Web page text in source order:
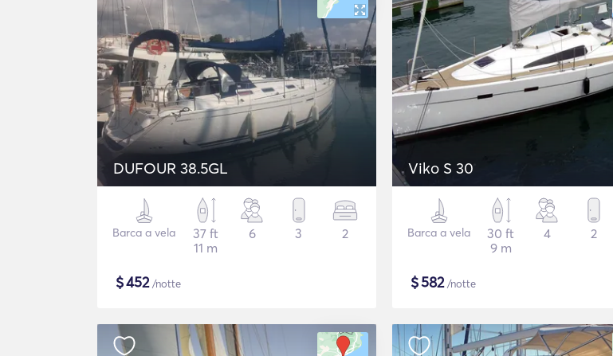
DUFOUR 38.5GL
Barca a vela
37 ft
11 m
6 3 2
$452/notte
Viko S 30
Barca a vela
30 ft
9 m
4 2
$582/notte